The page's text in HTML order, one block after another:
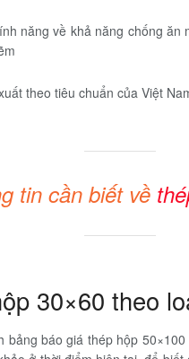
năng về khả năng chống
theo tiêu chuẩn của Việt
tin cần biết về
30×60 theo
bảng báo giá thép hộp